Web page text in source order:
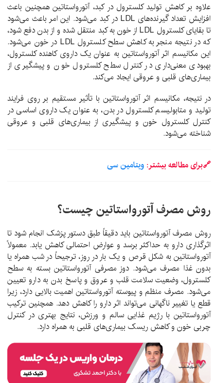
علاوه بر کاهش تولید کلسترول در کبد، آتورواستاتین همچنین باعث
افزایش تعداد گیرنده‌های LDL در کبد می‌شود. این امر باعث می‌شود
تا بقایای کلسترول LDL از خون به کبد منتقل شده و از بدن دفع شود،
که در نتیجه منجر به کاهش سطح کلسترول LDL در خون می‌شود.
این مکانیسم اثر آتورواستاتین به عنوان یک داروی کاهنده کلسترول،
بهبودی معنی‌داری در کنترل سطح کلسترول خون و پیشگیری از
بیماری‌های قلبی و عروقی ایجاد می‌کند.
در نتیجه، مکانیسم اثر آتورواستاتین با تأثیر مستقیم بر روی فرایند
تولید و متابولیسم کلسترول در بدن، به عنوان یک داروی اساسی در
کنترل کلسترول خون و پیشگیری از بیماری‌های قلبی و عروقی
شناخته می‌شود.
🔗برای مطالعه بیشتر: ویتامین سی
روش مصرف آتورواستاتین چیست؟
روش مصرف آتورواستاتین باید دقیقاً طبق دستور پزشک انجام شود تا
اثرگذاری دارو به حداکثر برسد و عوارض احتمالی کاهش یابد. معمولاً
آتورواستاتین به شکل قرص و یک بار در روز، ترجیحاً در شب همراه یا
بدون غذا مصرف می‌شود. دوز مصرفی آتورواستاتین بسته به سطح
کلسترول، وضعیت سلامت قلب و عروق و پاسخ بدن به دارو تعیین
می‌شود. مصرف منظم و پیوسته آتورواستاتین اهمیت بالایی دارد، زیرا
قطع یا تغییر ناگهانی می‌تواند اثر دارو را کاهش دهد. همچنین ترکیب
آتورواستاتین با رژیم غذایی سالم و ورزش، نتایج بهتری در کنترل
چربی خون و کاهش ریسک بیماری‌های قلبی به همراه دارد.